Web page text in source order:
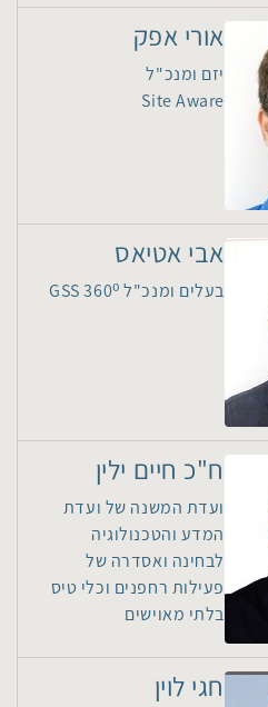
אורי אפק
יזם ומנכ"ל
Site Aware
אבי אטיאס
בעלים ומנכ"ל GSS 360⁰
ח"כ חיים ילין
ועדת המשנה של ועדת
המדע והטכנולוגיה
לבחינה ואסדרה של
פעילות רחפנים וכלי טיס
בלתי מאוישים
חגי לוין